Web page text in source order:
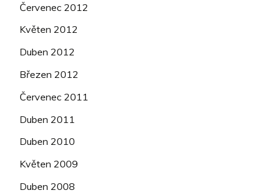
Červenec 2012
Květen 2012
Duben 2012
Březen 2012
Červenec 2011
Duben 2011
Duben 2010
Květen 2009
Duben 2008